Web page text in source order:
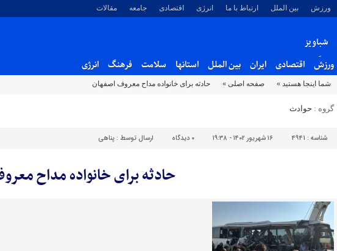
ورزش بین الملل ارتباط با ما انرژی اقتصادی جامعه مقالات
شباویز
پایگاه خبری شباویزورزش اقتصادی ایران بین الملل استانها سلامت فرهنگ انرژی
شما اینجا هستید » صفحه اصلی » حادثه برای خانواده مداح معروف اصفهان
گروه : حوادث
شناسه : 4941 ۱۶ شهریور ۱۴۰۲ - ۱۹:۳۸ ۰ دیدگاه ارسال توسط : پناهی
حادثه برای خانواده مداح